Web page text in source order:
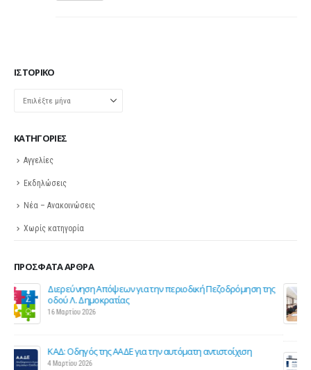
ΙΣΤΟΡΙΚΌ
KΑΤΗΓΟΡΊΕΣ
Αγγελίες
Εκδηλώσεις
Νέα – Ανακοινώσεις
Χωρίς κατηγορία
ΠΡΌΣΦΑΤΑ ΆΡΘΡΑ
Σε λειτουργία το νέο Helpdesk της ΕΣΕΕ με κορυφαίους
επιστήμονες για την υποστήριξη των εμπορικών
επιχειρήσεων
Παράταση της υποχρεωτικής έναρξης της ηλεκτρονικής